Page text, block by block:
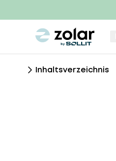
zolar logo
Inhaltsverzeichnis